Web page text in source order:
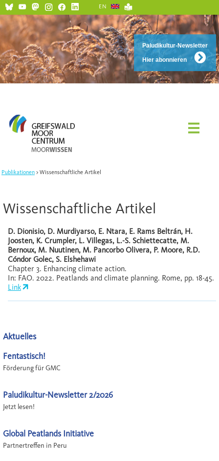
Paludikultur-Newsletter
Hier abonnieren
EN
Publikationen Wissenschaftliche Artikel
Wissenschaftliche Artikel
D. Dionisio, D. Murdiyarso, E. Ntara, E. Rams Beltrán, H.
Joosten, K. Crumpler, L. Villegas, L.-S. Schiettecatte, M.
Bernoux, M. Nuutinen, M. Pancorbo Olivera, P. Moore, R.D.
Cóndor Golec, S. Elshehawi
Chapter 3. Enhancing climate action.
In: FAO. 2022. Peatlands and climate planning. Rome, pp. 18-45.
Link
Aktuelles
Fentastisch!
Förderung für GMC
Paludikultur-Newsletter 2/2026
Jetzt lesen!
Global Peatlands Initiative
Partnertreffen in Peru